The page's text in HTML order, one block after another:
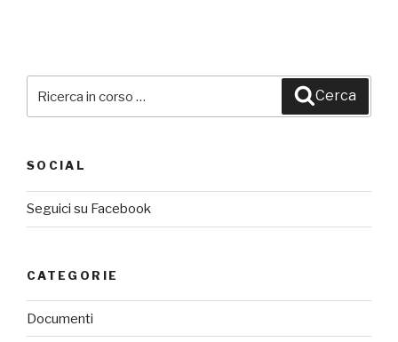
Cerca
SOCIAL
Seguici su Facebook
CATEGORIE
Documenti